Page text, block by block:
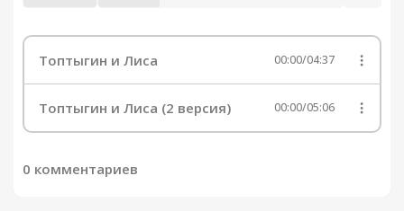
Топтыгин и Лиса 00:00/04:37
Топтыгин и Лиса (2 версия) 00:00/05:06
0 комментариев